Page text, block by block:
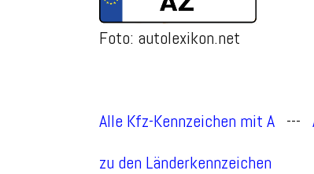
Foto: autolexikon.net
Alle Kfz-Kennzeichen mit A ---
zu den Länderkennzeichen